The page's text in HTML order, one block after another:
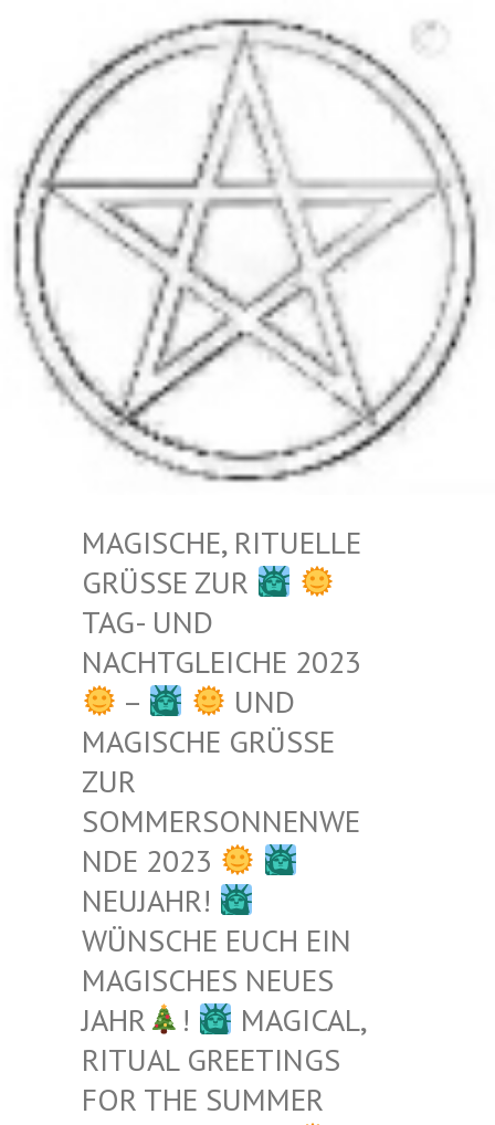
MAGISCHE, RITUELLE
GRÜSSE ZUR
TAG- UND
NACHTGLEICHE 2023
–
UND
MAGISCHE GRÜSSE Z
UR S
OMMERSONNENWEN
DE 2023
NEUJAHR!
WÜNSCHE EUCH EIN
MAGISCHES NEUES
JAHR
!
MAGICAL,
RITUAL GREETINGS
FOR THE SUMMER